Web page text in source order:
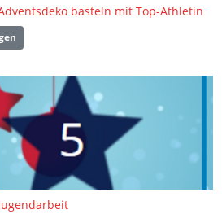
basteln mit Top-Athletin